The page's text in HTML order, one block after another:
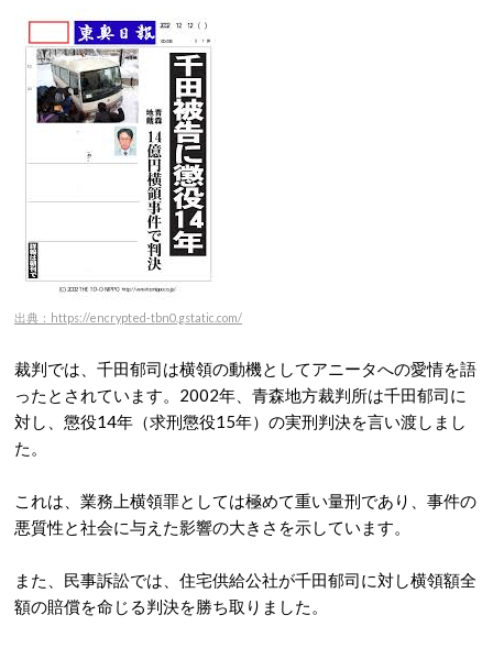
出典：https://encrypted-tbn0.gstatic.com/
裁判では、千田郁司は横領の動機としてアニータへの愛情を語
ったとされています。2002年、青森地方裁判所は千田郁司に
対し、懲役14年（求刑懲役15年）の実刑判決を言い渡しまし
た。
これは、業務上横領罪としては極めて重い量刑であり、事件の
悪質性と社会に与えた影響の大きさを示しています。
また、民事訴訟では、住宅供給公社が千田郁司に対し横領額全
額の賠償を命じる判決を勝ち取りました。